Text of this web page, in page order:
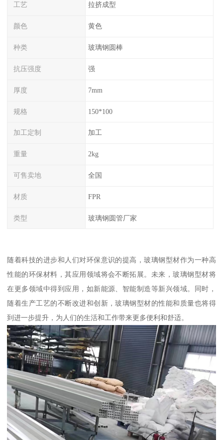
工艺 拉挤成型
颜色 黄色
种类 玻璃钢圆棒
抗压强度 强
厚度 7mm
规格 150*100
加工定制 加工
重量 2kg
可售卖地 全国
材质 FPR
类型 玻璃钢圆管厂家
随着科技的进步和人们对环保意识的提高，玻璃钢型材作为一种高
性能的环保材料，其应用领域将会不断拓展。未来，玻璃钢型材将
在更多领域中得到应用，如新能源、智能制造等新兴领域。同时，
随着生产工艺的不断改进和创新，玻璃钢型材的性能和质量也将得
到进一步提升，为人们的生活和工作带来更多便利和舒适。